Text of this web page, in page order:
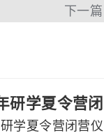
下一
研学夏令营
学夏令营闭营